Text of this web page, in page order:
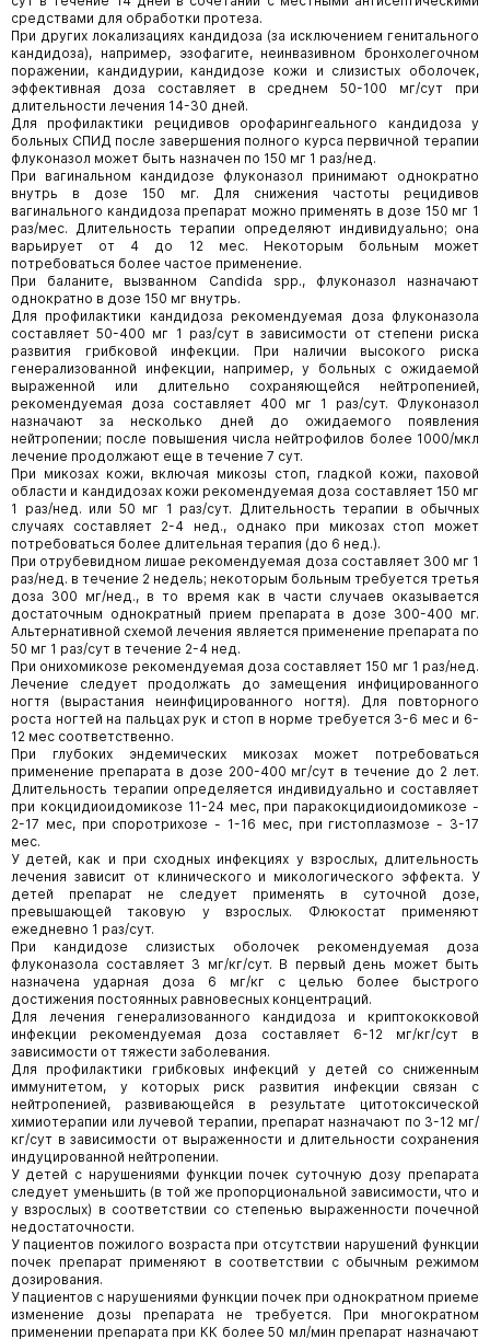
средствами для обработки протеза.
При других локализациях кандидоза (за исключением генитального
кандидоза), например, эзофагите, неинвазивном бронхолегочном
поражении, кандидурии, кандидозе кожи и слизистых оболочек,
эффективная доза составляет в среднем 50-100 мг/сут при
длительности лечения 14-30 дней.
Для профилактики рецидивов орофарингеального кандидоза у
больных СПИД после завершения полного курса первичной терапии
флуконазол может быть назначен по 150 мг 1 раз/нед.
При вагинальном кандидозе флуконазол принимают однократно
внутрь в дозе 150 мг. Для снижения частоты рецидивов
вагинального кандидоза препарат можно применять в дозе 150 мг 1
раз/мес. Длительность терапии определяют индивидуально; она
варьирует от 4 до 12 мес. Некоторым больным может
потребоваться более частое применение.
При баланите, вызванном Candida spp., флуконазол назначают
однократно в дозе 150 мг внутрь.
Для профилактики кандидоза рекомендуемая доза флуконазола
составляет 50-400 мг 1 раз/сут в зависимости от степени риска
развития грибковой инфекции. При наличии высокого риска
генерализованной инфекции, например, у больных с ожидаемой
выраженной или длительно сохраняющейся нейтропенией,
рекомендуемая доза составляет 400 мг 1 раз/сут. Флуконазол
назначают за несколько дней до ожидаемого появления
нейтропении; после повышения числа нейтрофилов более 1000/мкл
лечение продолжают еще в течение 7 сут.
При микозах кожи, включая микозы стоп, гладкой кожи, паховой
области и кандидозах кожи рекомендуемая доза составляет 150 мг
1 раз/нед. или 50 мг 1 раз/сут. Длительность терапии в обычных
случаях составляет 2-4 нед., однако при микозах стоп может
потребоваться более длительная терапия (до 6 нед.).
При отрубевидном лишае рекомендуемая доза составляет 300 мг 1
раз/нед. в течение 2 недель; некоторым больным требуется третья
доза 300 мг/нед., в то время как в части случаев оказывается
достаточным однократный прием препарата в дозе 300-400 мг.
Альтернативной схемой лечения является применение препарата по
50 мг 1 раз/сут в течение 2-4 нед.
При онихомикозе рекомендуемая доза составляет 150 мг 1 раз/нед.
Лечение следует продолжать до замещения инфицированного
ногтя (вырастания неинфицированного ногтя). Для повторного
роста ногтей на пальцах рук и стоп в норме требуется 3-6 мес и 6-
12 мес соответственно.
При глубоких эндемических микозах может потребоваться
применение препарата в дозе 200-400 мг/сут в течение до 2 лет.
Длительность терапии определяется индивидуально и составляет
при кокцидиоидомикозе 11-24 мес, при паракокцидиоидомикозе -
2-17 мес, при споротрихозе - 1-16 мес, при гистоплазмозе - 3-17
мес.
У детей, как и при сходных инфекциях у взрослых, длительность
лечения зависит от клинического и микологического эффекта. У
детей препарат не следует применять в суточной дозе,
превышающей таковую у взрослых. Флюкостат применяют
ежедневно 1 раз/сут.
При кандидозе слизистых оболочек рекомендуемая доза
флуконазола составляет 3 мг/кг/сут. В первый день может быть
назначена ударная доза 6 мг/кг с целью более быстрого
достижения постоянных равновесных концентраций.
Для лечения генерализованного кандидоза и криптококковой
инфекции рекомендуемая доза составляет 6-12 мг/кг/сут в
зависимости от тяжести заболевания.
Для профилактики грибковых инфекций у детей со сниженным
иммунитетом, у которых риск развития инфекции связан с
нейтропенией, развивающейся в результате цитотоксической
химиотерапии или лучевой терапии, препарат назначают по 3-12 мг/
кг/сут в зависимости от выраженности и длительности сохранения
индуцированной нейтропении.
У детей с нарушениями функции почек суточную дозу препарата
следует уменьшить (в той же пропорциональной зависимости, что и
у взрослых) в соответствии со степенью выраженности почечной
недостаточности.
У пациентов пожилого возраста при отсутствии нарушений функции
почек препарат применяют в соответствии с обычным режимом
дозирования.
У пациентов с нарушениями функции почек при однократном приеме
изменение дозы препарата не требуется. При многократном
применении препарата при КК более 50 мл/мин препарат назначают